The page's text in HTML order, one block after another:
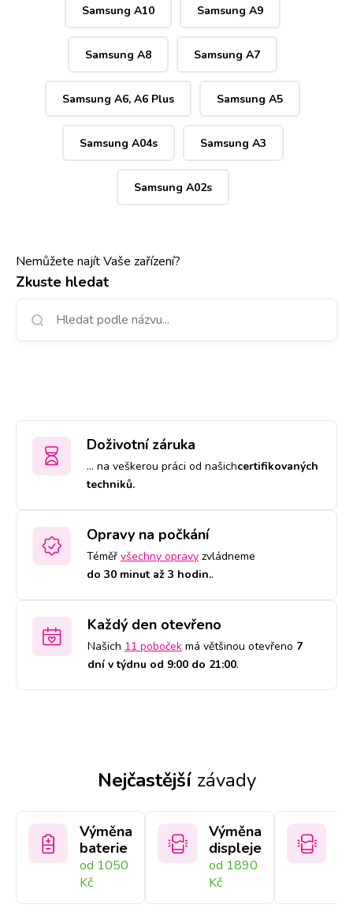
Samsung A10 Samsung A9
Samsung A8 Samsung A7
Samsung A6, A6 Plus Samsung A5
Samsung A04s Samsung A3
Samsung A02s
Nemůžete najít Vaše zařízení?
Zkuste hledat
Doživotní záruka
… na veškerou práci od našichcertifikovaných
techniků.
Opravy na počkání
Téměř všechny opravy zvládneme
do 30 minut až 3 hodin..
Každý den otevřeno
Našich 11 poboček má většinou otevřeno 7
dní v týdnu od 9:00 do 21:00.
Nejčastější závady
Výměna
baterie
od 1050
Kč
Výměna
displeje
od 1890
Kč